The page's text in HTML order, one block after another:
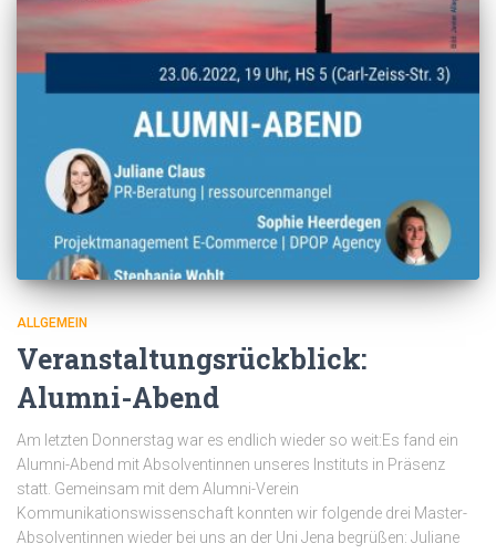
ALLGEMEIN
Veranstaltungsrückblick:
Alumni-Abend
Am letzten Donnerstag war es endlich wieder so weit:Es fand ein
Alumni-Abend mit Absolventinnen unseres Instituts in Präsenz
statt. Gemeinsam mit dem Alumni-Verein
Kommunikationswissenschaft konnten wir folgende drei Master-
Absolventinnen wieder bei uns an der Uni Jena begrüßen: Juliane